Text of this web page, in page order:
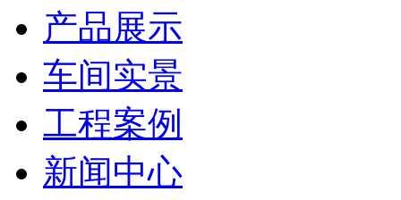
产品展示
车间实景
工程案例
新闻中心